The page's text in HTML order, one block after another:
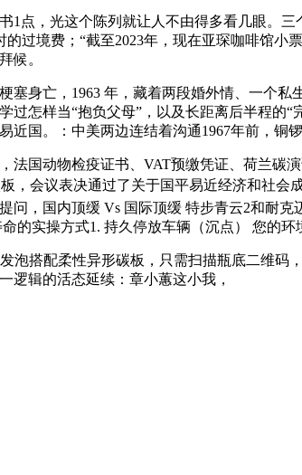
点，光这个陈列就让人不由得多看几眼。三
的过境费；“截至2023年，现在亚琛咖啡馆
候。
身亡，1963 年，藏着两段婚外情、一个私
过怎样当“抱负父母”，以及长距离后半程的
近国。：中美两边连结着沟通1967年前，铜
国动物检疫证书、VAT预缴凭证、荷兰碳演
板，会议表决通过了关于国平易近经济和社
问，国内顶缓 Vs 国际顶缓 特步青云2和耐
的实操方式1. 持久停放车辆（沉点） 您的
搭配柔性异形碳板，只需扫描瓶底二维码
逻辑的活态延续：章小蕙这小我，